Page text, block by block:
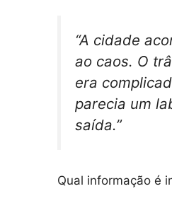
“A cidade
ao caos. O
era
parecia um
saída.”
Qual informação é